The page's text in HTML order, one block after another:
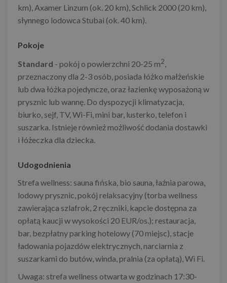
km), Axamer Linzum (ok. 20 km), Schlick 2000 (20 km),
słynnego lodowca Stubai (ok. 40 km).
Pokoje
Standard - pokój o powierzchni 20-25 m2,
przeznaczony dla 2-3 osób, posiada łóżko małżeńskie
lub dwa łóżka pojedyncze, oraz łazienkę wyposażoną w
prysznic lub wannę. Do dyspozycji klimatyzacja,
biurko, sejf, TV, Wi-Fi, mini bar, lusterko, telefon i
suszarka. Istnieje również możliwość dodania dostawki
i łóżeczka dla dziecka.
Udogodnienia
Strefa wellness: sauna fińska, bio sauna, łaźnia parowa,
lodowy prysznic, pokój relaksacyjny (torba wellness
zawierająca szlafrok, 2 ręczniki, kapcie dostępna za
opłatą kaucji w wysokości 20 EUR/os.); restauracja,
bar, bezpłatny parking hotelowy (70 miejsc), stacje
ładowania pojazdów elektrycznych, narciarnia z
suszarkami do butów, winda, pralnia (za opłatą), Wi Fi.
Uwaga: strefa wellness otwarta w godzinach 17:30-